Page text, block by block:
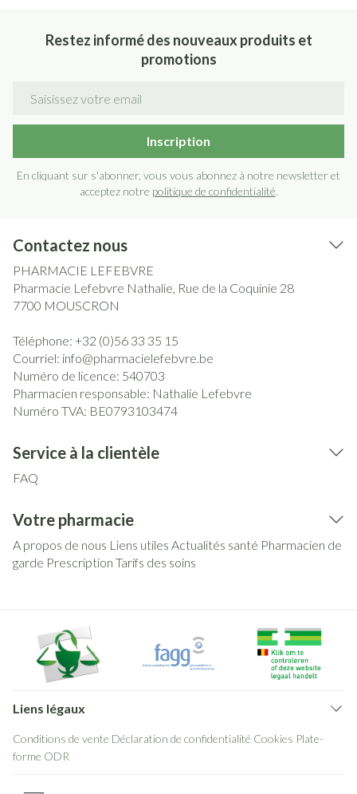
Restez informé des nouveaux produits et
promotions
Inscription
En cliquant sur s'abonner, vous vous abonnez à notre newsletter et
acceptez notre politique de confidentialité.
Contactez nous
PHARMACIE LEFEBVRE
Pharmacie Lefebvre Nathalie, Rue de la Coquinie 28
7700 MOUSCRON
Téléphone: +32 (0)56 33 35 15
Courriel: info@pharmacielefebvre.be
Numéro de licence: 540703
Pharmacien responsable: Nathalie Lefebvre
Numéro TVA: BE0793103474
Service à la clientèle
FAQ
Votre pharmacie
A propos de nous Liens utiles Actualités santé Pharmacien de
garde Prescription Tarifs des soins
Liens légaux
Conditions de vente Déclaration de confidentialité Cookies Plate-
forme ODR